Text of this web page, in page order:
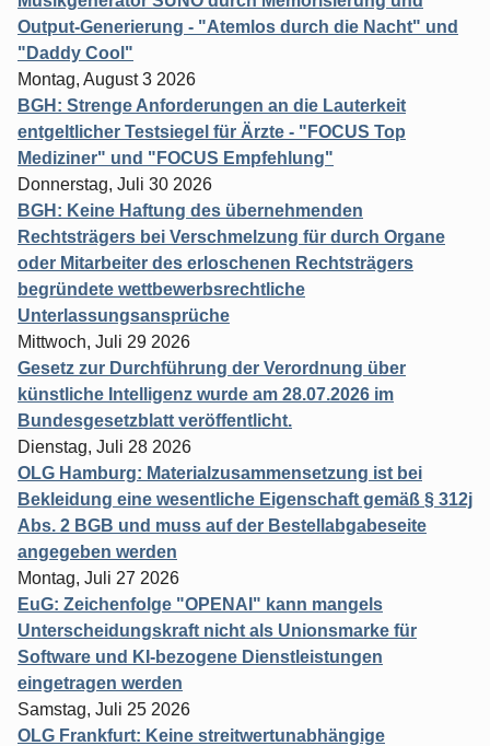
Output-Generierung - "Atemlos durch die Nacht" und
"Daddy Cool"
Montag, August 3 2026
BGH: Strenge Anforderungen an die Lauterkeit
entgeltlicher Testsiegel für Ärzte - "FOCUS Top
Mediziner" und "FOCUS Empfehlung"
Donnerstag, Juli 30 2026
BGH: Keine Haftung des übernehmenden
Rechtsträgers bei Verschmelzung für durch Organe
oder Mitarbeiter des erloschenen Rechtsträgers
begründete wettbewerbsrechtliche
Unterlassungsansprüche
Mittwoch, Juli 29 2026
Gesetz zur Durchführung der Verordnung über
künstliche Intelligenz wurde am 28.07.2026 im
Bundesgesetzblatt veröffentlicht.
Dienstag, Juli 28 2026
OLG Hamburg: Materialzusammensetzung ist bei
Bekleidung eine wesentliche Eigenschaft gemäß § 312j
Abs. 2 BGB und muss auf der Bestellabgabeseite
angegeben werden
Montag, Juli 27 2026
EuG: Zeichenfolge "OPENAI" kann mangels
Unterscheidungskraft nicht als Unionsmarke für
Software und KI-bezogene Dienstleistungen
eingetragen werden
Samstag, Juli 25 2026
OLG Frankfurt: Keine streitwertunabhängige